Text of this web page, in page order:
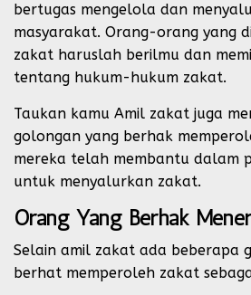
bertugas mengelola dan
masyarakat. Orang-orang yang
zakat haruslah berilmu dan
tentang hukum-hukum zakat.
Taukan kamu Amil zakat juga
golongan yang berhak
mereka telah membantu dalam
untuk menyalurkan zakat.
Orang Yang Berhak
Selain amil zakat ada beberapa
berhat memperoleh zakat